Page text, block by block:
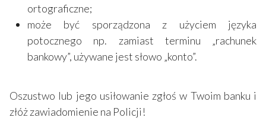
ortograficzne;
może być sporządzona z użyciem języka
potocznego np. zamiast terminu „rachunek
bankowy”, używane jest słowo „konto”.
Oszustwo lub jego usiłowanie zgłoś w Twoim banku i
złóż zawiadomienie na Policji!